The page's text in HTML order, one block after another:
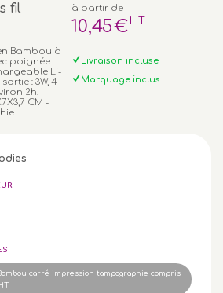
fil
Bambou à
poignée
Li-
: 3W, 4
2h. -
CM -
à partir de
10,45€ HT
Livraison incluse
Marquage inclus
carré impression tampographie compris